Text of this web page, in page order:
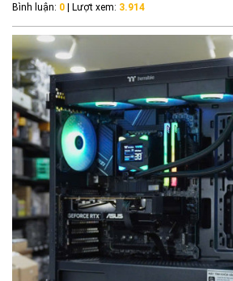
Bình luận: 0 | Lượt xem: 3.914